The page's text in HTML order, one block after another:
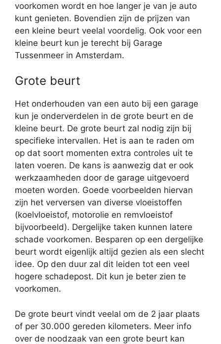
voorkomen wordt en hoe langer je van je auto
kunt genieten. Bovendien zijn de prijzen van
een kleine beurt veelal voordelig. Ook voor een
kleine beurt kun je terecht bij Garage
Tussenmeer in Amsterdam.
Grote beurt
Het onderhouden van een auto bij een garage
kun je onderverdelen in de grote beurt en de
kleine beurt. De grote beurt zal nodig zijn bij
specifieke intervallen. Het is aan te raden om
op dat soort momenten extra controles uit te
laten voeren. De kans is aanwezig dat er ook
werkzaamheden door de garage uitgevoerd
moeten worden. Goede voorbeelden hiervan
zijn het verversen van diverse vloeistoffen
(koelvloeistof, motorolie en remvloeistof
bijvoorbeeld). Dergelijke taken kunnen latere
schade voorkomen. Besparen op een dergelijke
beurt wordt eigenlijk altijd gezien als een slecht
idee. Op den duur zal dit leiden tot een veel
hogere schadepost. Dit kun je beter zien te
voorkomen.
De grote beurt vindt veelal om de 2 jaar plaats
of per 30.000 gereden kilometers. Meer info
over de noodzaak van een grote beurt kan